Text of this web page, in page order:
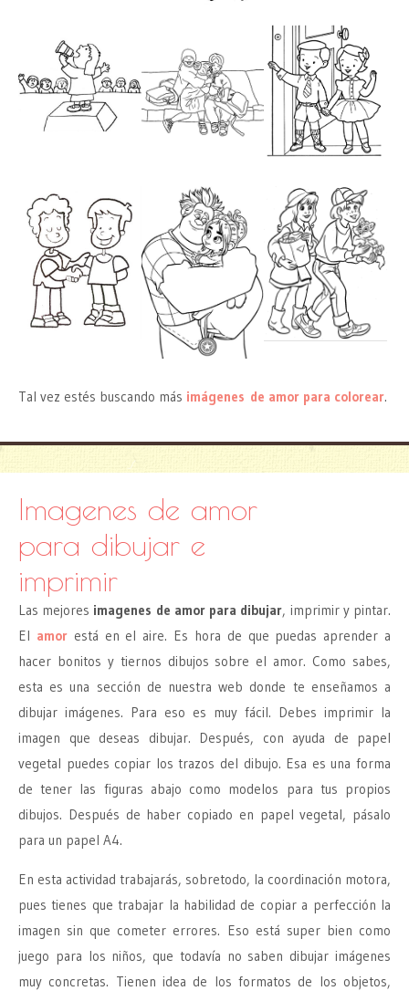
Tal vez estés buscando más imágenes de amor para colorear.
Imagenes de amor
para dibujar e
imprimir
Las mejores imagenes de amor para dibujar, imprimir y pintar.
El amorestá en el aire. Es hora de que puedas aprender a
hacer bonitos y tiernos dibujos sobre el amor. Como sabes,
esta es una sección de nuestra web donde te enseñamos a
dibujar imágenes. Para eso es muy fácil. Debes imprimir la
imagen que deseas dibujar. Después, con ayuda de papel
vegetal puedes copiar los trazos del dibujo. Esa es una forma
de tener las figuras abajo como modelos para tus propios
dibujos. Después de haber copiado en papel vegetal, pásalo
para un papel A4.
En esta actividad trabajarás, sobretodo, la coordinación motora,
pues tienes que trabajar la habilidad de copiar a perfección la
imagen sin que cometer errores. Eso está super bien como
juego para los niños, que todavía no saben dibujar imágenes
muy concretas. Tienen idea de los formatos de los objetos,